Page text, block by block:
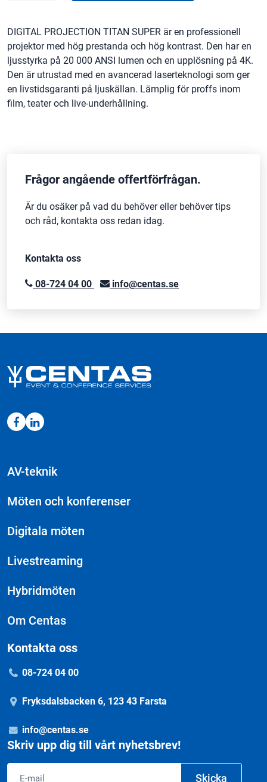
mängd
DIGITAL PROJECTION TITAN SUPER är en professionell
projektor med hög prestanda och hög kontrast. Den har en
ljusstyrka på 20 000 ANSI lumen och en upplösning på 4K.
Den är utrustad med en avancerad laserteknologi som ger
en livstidsgaranti på ljuskällan. Lämplig för proffs inom
film, teater och live-underhållning.
Frågor angående offertförfrågan.
Är du osäker på vad du behöver eller behöver tips
och råd, kontakta oss redan idag.
Kontakta oss
08-724 04 00 info@centas.se
AV-teknik
Möten och konferenser
Digitala möten
Livestreaming
Hybridmöten
Om Centas
Kontakta oss
08-724 04 00
Fryksdalsbacken 6, 123 43 Farsta
info@centas.se
Skriv upp dig till vårt nyhetsbrev!
Skicka